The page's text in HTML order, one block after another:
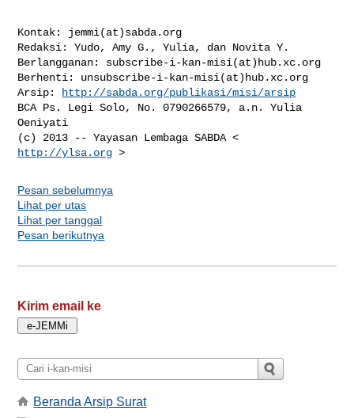
Kontak: jemmi(at)sabda.org
Redaksi: Yudo, Amy G., Yulia, dan Novita Y.
Berlangganan: subscribe-i-kan-misi(at)hub.xc.org
Berhenti: unsubscribe-i-kan-misi(at)hub.xc.org
Arsip:
http://sabda.org/publikasi/misi/arsip
BCA Ps. Legi Solo, No. 0790266579, a.n. Yulia
Oeniyati
http://ylsa.org
Pesan sebelumnya
Lihat per utas
Lihat per tanggal
Pesan berikutnya
Kirim email ke
Beranda Arsip Surat